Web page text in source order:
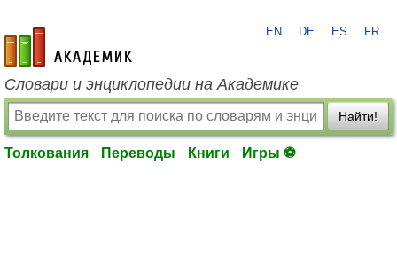
academic.ru
EN DE ES FR
Словари и энциклопедии на Академике
Найти!
Толкования Переводы Книги Игры ⚽